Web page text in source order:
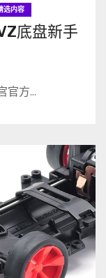
选内容
底盘新手
官方…